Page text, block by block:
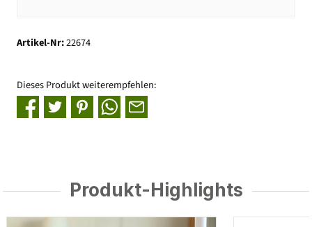
Artikel-Nr:22674
Dieses Produkt weiterempfehlen:
Produkt-Highlights